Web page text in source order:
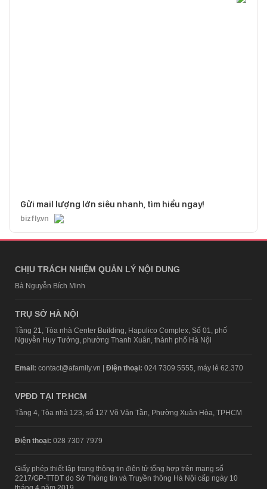
Gửi mail lượng lớn siêu nhanh, tìm hiểu ngay!
bizfly.vn
CHỊU TRÁCH NHIỆM QUẢN LÝ NỘI DUNG
Bà Nguyễn Bích Minh
TRỤ SỞ HÀ NỘI
Tầng 21, Tòa nhà Center Building, Hapulico Complex, Số 01, phố
Nguyễn Huy Tưởng, phường Thanh Xuân, thành phố Hà Nội
Email: contact@afamily.vn | Điện thoại: 024 7309 5555, máy lẻ 62.370
VPĐD TẠI TP.HCM
Tầng 4, Tòa nhà 123, số 127 Võ Văn Tần, Phường Xuân Hòa, TPHCM
Điện thoại: 028 7307 7979
Giấy phép thiết lập trang thông tin điện tử tổng hợp trên mạng số
2217/GP-TTĐT do Sở Thông tin và Truyền thông Hà Nội cấp ngày 10